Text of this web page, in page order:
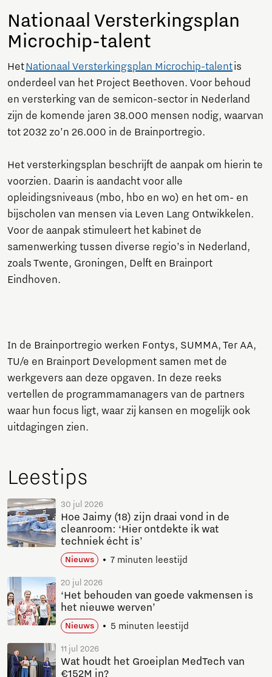
Nationaal Versterkingsplan
Microchip-talent
HetNationaal Versterkingsplan Microchip-talentis
onderdeel van het Project Beethoven. Voor behoud
en versterking van de semicon-sector in Nederland
zijn de komende jaren 38.000 mensen nodig, waarvan
tot 2032 zo’n 26.000 in de Brainportregio.
Het versterkingsplan beschrijft de aanpak om hierin te
voorzien. Daarin is aandacht voor alle
opleidingsniveaus (mbo, hbo en wo) en het om- en
bijscholen van mensen via Leven Lang Ontwikkelen.
Voor de aanpak stimuleert het kabinet de
samenwerking tussen diverse regio’s in Nederland,
zoals Twente, Groningen, Delft en Brainport
Eindhoven.
In de Brainportregio werken Fontys, SUMMA, Ter AA,
TU/e en Brainport Development samen met de
werkgevers aan deze opgaven. In deze reeks
vertellen de programmamanagers van de partners
waar hun focus ligt, waar zij kansen en mogelijk ook
uitdagingen zien.
Leestips
30 jul 2026
Hoe Jaimy (18) zijn draai vond in de
cleanroom: ‘Hier ontdekte ik wat
techniek écht is’
Nieuws 7 minuten leestijd
20 jul 2026
‘Het behouden van goede vakmensen is
het nieuwe werven’
Nieuws 5 minuten leestijd
11 jul 2026
Wat houdt het Groeiplan MedTech van
€152M in?